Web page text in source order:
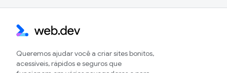
Queremos ajudar você a criar sites bonitos,
acessíveis, rápidos e seguros que